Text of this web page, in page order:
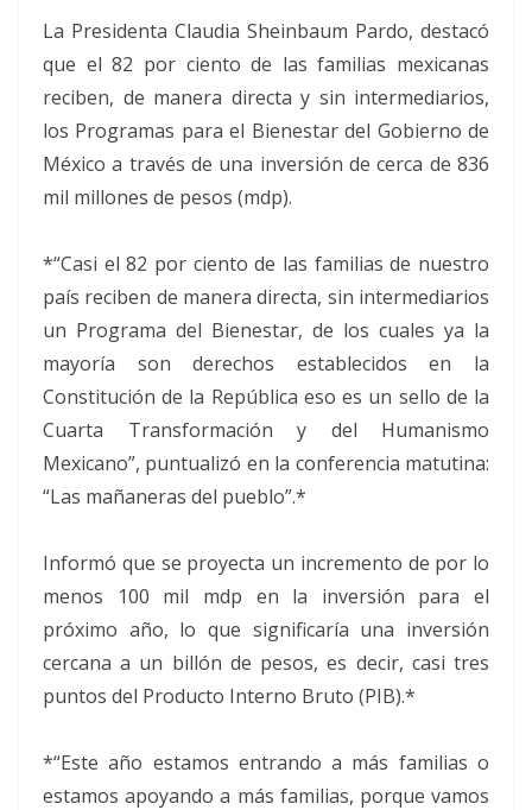
La Presidenta Claudia Sheinbaum Pardo, destacó
que el 82 por ciento de las familias mexicanas
reciben, de manera directa y sin intermediarios,
los Programas para el Bienestar del Gobierno de
México a través de una inversión de cerca de 836
mil millones de pesos (mdp).
*“Casi el 82 por ciento de las familias de nuestro
país reciben de manera directa, sin intermediarios
un Programa del Bienestar, de los cuales ya la
mayoría son derechos establecidos en la
Constitución de la República eso es un sello de la
Cuarta Transformación y del Humanismo
Mexicano”, puntualizó en la conferencia matutina:
“Las mañaneras del pueblo”.*
Informó que se proyecta un incremento de por lo
menos 100 mil mdp en la inversión para el
próximo año, lo que significaría una inversión
cercana a un billón de pesos, es decir, casi tres
puntos del Producto Interno Bruto (PIB).*
*“Este año estamos entrando a más familias o
estamos apoyando a más familias, porque vamos